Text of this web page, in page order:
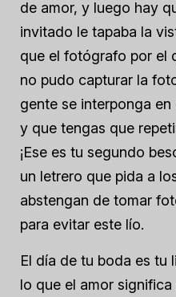
de amor, y luego hay
invitado le tapaba la
que el fotógrafo por el
no pudo capturar la
gente se interponga
y que tengas que
¡Ese es tu segundo
un letrero que pida a
abstengan de tomar
para evitar este lío.
El día de tu boda es tu
lo que el amor